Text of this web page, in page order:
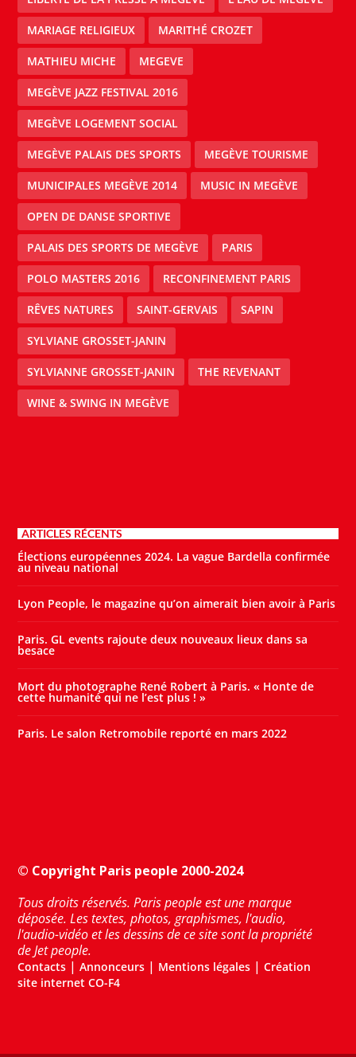
MARIAGE RELIGIEUX MARITHÉ CROZET
MATHIEU MICHE MEGEVE
MEGÈVE JAZZ FESTIVAL 2016
MEGÈVE LOGEMENT SOCIAL
MEGÈVE PALAIS DES SPORTS MEGÈVE TOURISME
MUNICIPALES MEGÈVE 2014 MUSIC IN MEGÈVE
OPEN DE DANSE SPORTIVE
PALAIS DES SPORTS DE MEGÈVE PARIS
POLO MASTERS 2016 RECONFINEMENT PARIS
RÊVES NATURES SAINT-GERVAIS SAPIN
SYLVIANE GROSSET-JANIN
SYLVIANNE GROSSET-JANIN THE REVENANT
WINE & SWING IN MEGÈVE
ARTICLES RÉCENTS
Élections européennes 2024. La vague Bardella confirmée
au niveau national
Lyon People, le magazine qu’on aimerait bien avoir à Paris
Paris. GL events rajoute deux nouveaux lieux dans sa
besace
Mort du photographe René Robert à Paris. « Honte de
cette humanité qui ne l’est plus ! »
Paris. Le salon Retromobile reporté en mars 2022
© Copyright Paris people 2000-2024
Tous droits réservés. Paris people est une marque
déposée. Les textes, photos, graphismes, l'audio,
l'audio-vidéo et les dessins de ce site sont la propriété
de Jet people.
Contacts |Annonceurs | Mentions légales |Création
site internet CO-F4